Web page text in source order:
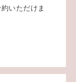
いただけま